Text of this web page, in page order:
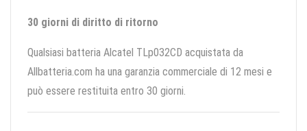
30 giorni di diritto di ritorno
Qualsiasi batteria Alcatel TLp032CD acquistata da
Allbatteria.com ha una garanzia commerciale di 12 mesi e
può essere restituita entro 30 giorni.